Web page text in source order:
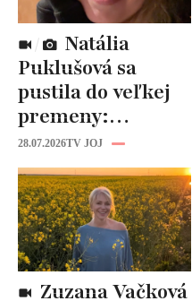
Puklušová sa
pustila do veľkej
premeny:
Odborníci však
varujú, pozor na
prísne diéty!
28.07.2026TV JOJ